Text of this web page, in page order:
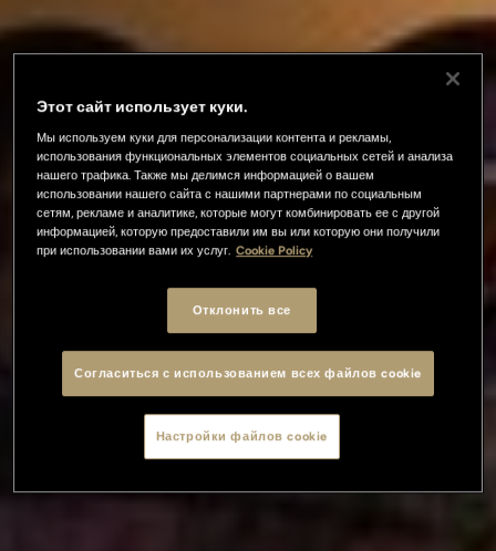
Этот сайт использует куки.
Мы используем куки для персонализации контента и рекламы,
использования функциональных элементов социальных сетей и анализа
нашего трафика. Также мы делимся информацией о вашем
использовании нашего сайта с нашими партнерами по социальным
сетям, рекламе и аналитике, которые могут комбинировать ее с другой
информацией, которую предоставили им вы или которую они получили
при использовании вами их услуг. Cookie Policy
Отклонить все
Согласиться с использованием всех файлов cookie
Настройки файлов cookie